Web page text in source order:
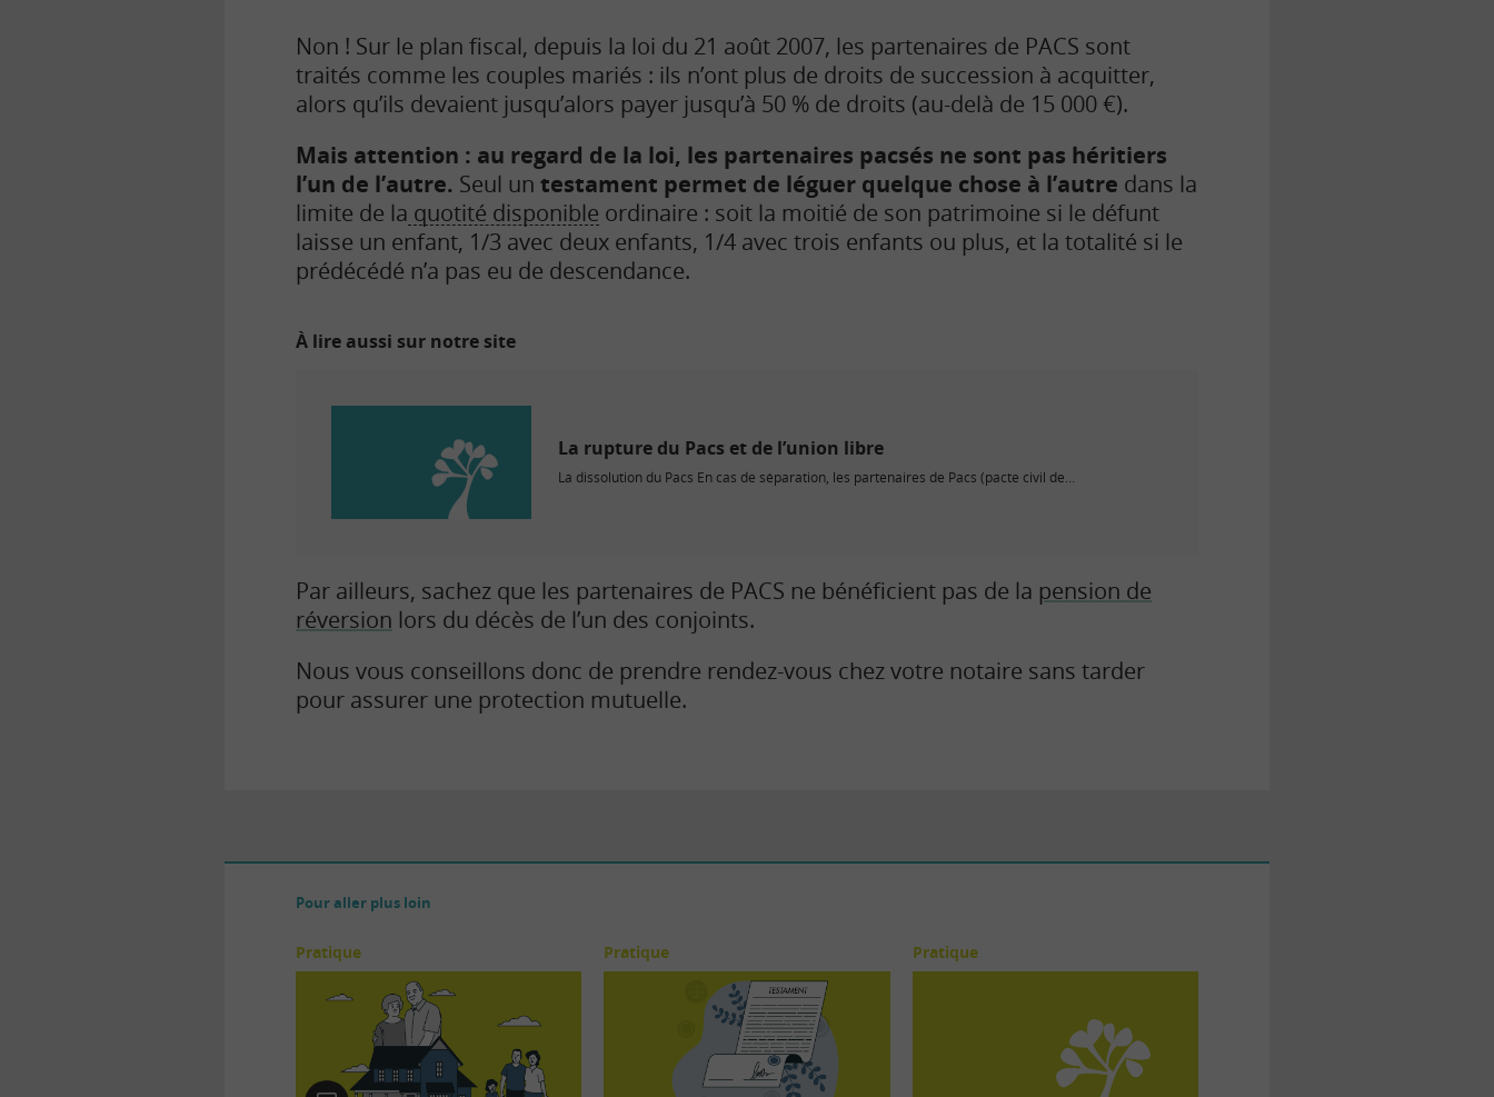
Non ! Sur le plan fiscal, depuis la loi du 21 août 2007, les partenaires de PACS sont
traités comme les couples mariés : ils n’ont plus de droits de succession à acquitter,
alors qu’ils devaient jusqu’alors payer jusqu’à 50 % de droits (au-delà de 15 000 €).
Mais attention : au regard de la loi, les partenaires pacsés ne sont pas héritiers
l’un de l’autre. Seul un testament permet de léguer quelque chose à l’autre dans la
limite de la quotité disponible ordinaire : soit la moitié de son patrimoine si le défunt
laisse un enfant, 1/3 avec deux enfants, 1/4 avec trois enfants ou plus, et la totalité si le
prédécédé n’a pas eu de descendance.
À lire aussi sur notre site
La rupture du Pacs et de l’union libre
La dissolution du Pacs En cas de séparation, les partenaires de Pacs (pacte civil de…
Par ailleurs, sachez que les partenaires de PACS ne bénéficient pas de la pension de
réversion lors du décès de l’un des conjoints.
Nous vous conseillons donc de prendre rendez-vous chez votre notaire sans tarder
pour assurer une protection mutuelle.
Pour aller plus loin
Pratique Pratique Pratique